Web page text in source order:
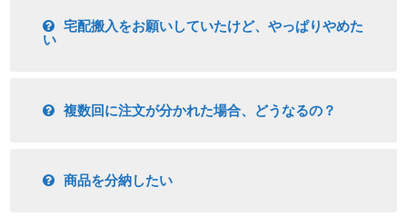
宅配搬入をお願いしていたけど、やっぱりやめた
い
複数回に注文が分かれた場合、どうなるの？
商品を分納したい